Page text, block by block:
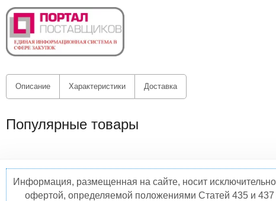
Описание Характеристики Доставка
Популярные товары
Информация, размещенная на сайте, носит
офертой, определяемой положениями Статей 435 и